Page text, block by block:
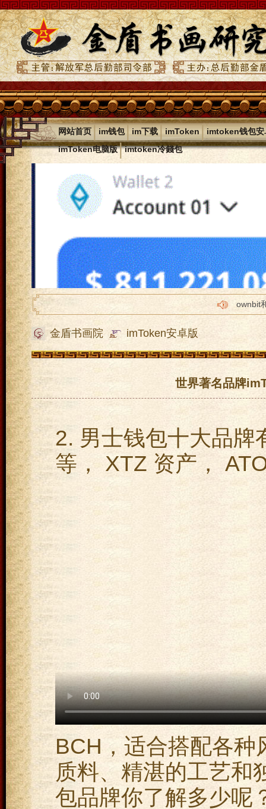
网站首页| im钱包| im下载| imToken| imtoken钱包安
imToken电脑版|imtoken冷錢包
ownbit
金盾书画院 imToken安卓版
世界著名品牌
2. 男士钱包十大品牌
等， XTZ 资产，
BCH，适合搭配各种
质料、精湛的工艺和
包品牌你了解多少呢